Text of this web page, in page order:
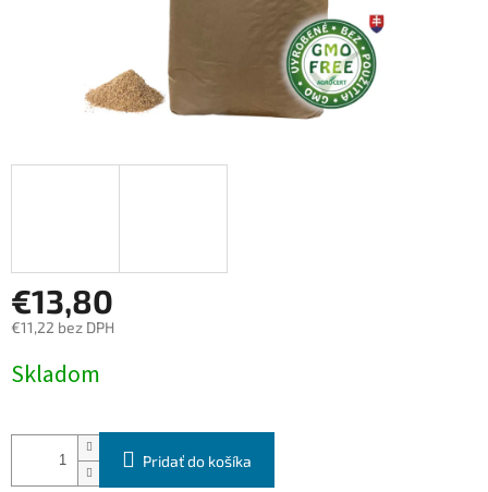
€13,80
€11,22 bez DPH
cena:
Skladom
Pridať do košíka